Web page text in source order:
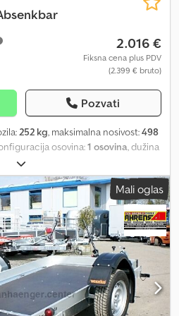
2.016 €
Fiksna cena plus PDV
(2.399 € bruto)
Pozvati
252 kg, maksimalna nosivost:498
osovina:1 osovina, dužina
, širina utovarnog prostora:
, Bočna stranica, reling i slično
reling Šasija i ram kuglasta vučna
delimično toplo pocinkovano
i varen čelični ram sa
visine 10 cm, toplo pocinkovan i
vezivanja tereta patentirani
poboljšano rukovanje
i spuštanja) jednostepeni dvostruko
ručnom pumpom Tovarni prostor i
fenolni šper debljine 15
Mali oglas